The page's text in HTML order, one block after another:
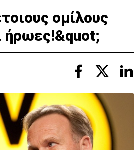
ομίλους
ήρωες!&quot;